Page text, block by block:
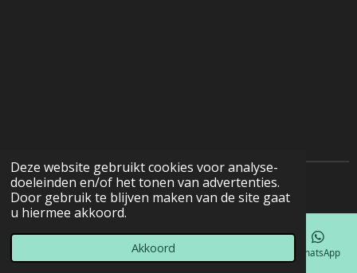
Deze website gebruikt cookies voor analyse-
doeleinden en/of het tonen van advertenties.
Door gebruik te blijven maken van de site gaat
u hiermee akkoord.
Akkoord
© 2022 - 2026 Natuurfotografie
Telefoonnummer WhatsApp